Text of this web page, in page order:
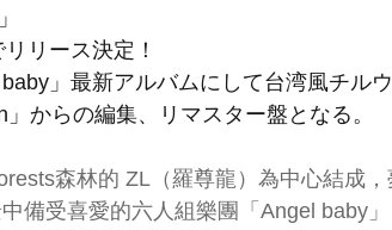
リース決定！
」最新アルバムにして台湾風チル
からの編集、リマスター盤となる。
森林的 ZL（羅尊龍）為中心結成
備受喜愛的六人組樂團「Angel baby